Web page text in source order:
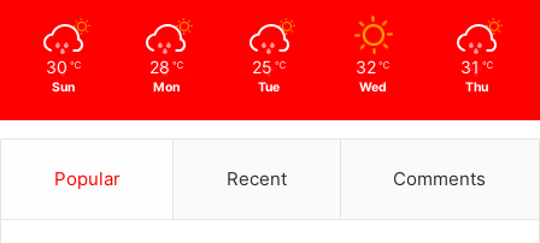
30 ℃
Sun
28 ℃
Mon
25 ℃
Tue
32 ℃
Wed
31 ℃
Thu
Popular Recent Comments